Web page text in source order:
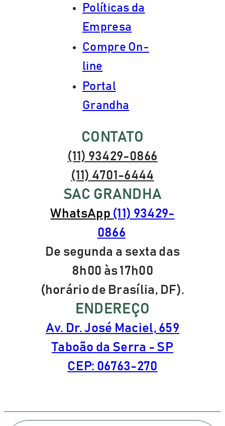
Políticas da
Empresa
Compre On-
line
Portal
Grandha
CONTATO
(11) 93429-0866
(11) 4701-6444
SAC GRANDHA
WhatsApp (11) 93429-
0866
De segunda a sexta das
8h00 às 17h00
(horário de Brasília, DF).
ENDEREÇO
Av. Dr. José Maciel, 659
Taboão da Serra - SP
CEP: 06763-270